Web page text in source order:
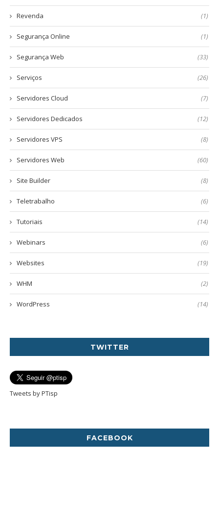
Revenda (1)
Segurança Online (1)
Segurança Web (33)
Serviços (26)
Servidores Cloud (7)
Servidores Dedicados (12)
Servidores VPS (8)
Servidores Web (60)
Site Builder (8)
Teletrabalho (6)
Tutoriais (14)
Webinars (6)
Websites (19)
WHM (2)
WordPress (14)
TWITTER
Tweets by PTisp
FACEBOOK